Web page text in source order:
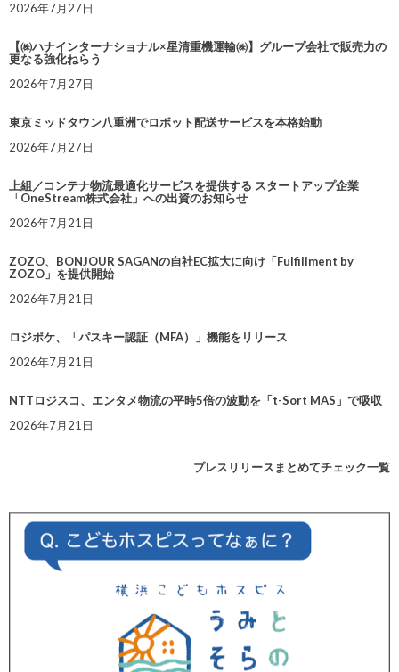
2026年7月27日
【㈱ハナインターナショナル×星清重機運輸㈱】グループ会社で販売力の
更なる強化ねらう
2026年7月27日
東京ミッドタウン八重洲でロボット配送サービスを本格始動
2026年7月27日
上組／コンテナ物流最適化サービスを提供する スタートアップ企業
「OneStream株式会社」への出資のお知らせ
2026年7月21日
ZOZO、BONJOUR SAGANの自社EC拡大に向け「Fulfillment by
ZOZO」を提供開始
2026年7月21日
ロジポケ、「パスキー認証（MFA）」機能をリリース
2026年7月21日
NTTロジスコ、エンタメ物流の平時5倍の波動を「t-Sort MAS」で吸収
2026年7月21日
プレスリリースまとめてチェック一覧